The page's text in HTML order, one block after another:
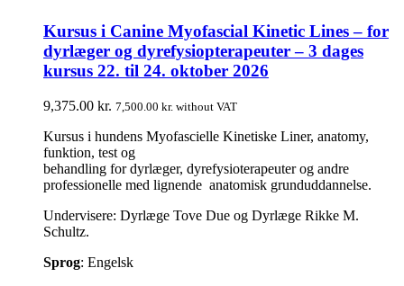
Kursus i Canine Myofascial Kinetic Lines – for
dyrlæger og dyrefysiopterapeuter – 3 dages
kursus 22. til 24. oktober 2026
9,375.00 kr. 7,500.00 kr. without VAT
Kursus i hundens Myofascielle Kinetiske Liner, anatomy,
funktion, test og
behandling for dyrlæger, dyrefysioterapeuter og andre
professionelle med lignende anatomisk grunduddannelse.
Undervisere: Dyrlæge Tove Due og Dyrlæge Rikke M.
Schultz.
Sprog: Engelsk